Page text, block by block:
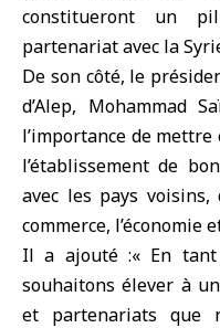
constitueront un
partenariat avec la
De son côté, le
d’Alep, Mohammad
l’importance de
l’établissement de
avec les pays
commerce, l’économie
Il a ajouté :« En tant
souhaitons élever à
et partenariats que